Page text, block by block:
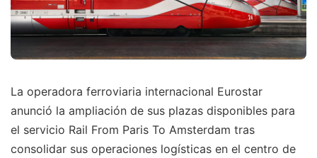
La operadora ferroviaria internacional Eurostar
anunció la ampliación de sus plazas disponibles para
el servicio Rail From Paris To Amsterdam tras
consolidar sus operaciones logísticas en el centro de